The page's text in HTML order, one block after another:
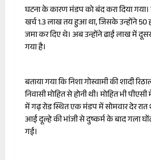
घटना के कारण मंडप को बंद करा दिया
खर्च 1.3 लाख तय हुआ था, जिसके उन्होंने 50
जमा कर दिए थे। अब उन्होंने ढाई लाख में
गया है।
बताया गया कि निशा गोस्वामी की शादी
निवासी मोहित से होनी थी। मोहित भी
में गढ़ रोड स्थित एक मंडप में सोमवार देर रात
आई दूल्हे की भांजी से दुष्कर्म के बाद गला
गई।